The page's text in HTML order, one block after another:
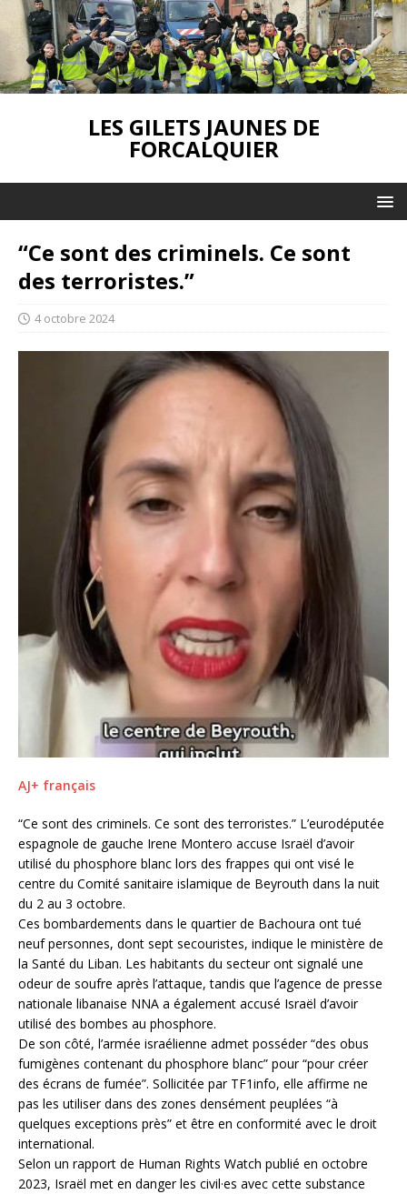
LES GILETS JAUNES DE
FORCALQUIER
“Ce sont des criminels. Ce sont
des terroristes.”
4 octobre 2024
AJ+ français
“Ce sont des criminels. Ce sont des terroristes.” L’eurodéputée
espagnole de gauche Irene Montero accuse Israël d’avoir
utilisé du phosphore blanc lors des frappes qui ont visé le
centre du Comité sanitaire islamique de Beyrouth dans la nuit
du 2 au 3 octobre.
Ces bombardements dans le quartier de Bachoura ont tué
neuf personnes, dont sept secouristes, indique le ministère de
la Santé du Liban. Les habitants du secteur ont signalé une
odeur de soufre après l’attaque, tandis que l’agence de presse
nationale libanaise NNA a également accusé Israël d’avoir
utilisé des bombes au phosphore.
De son côté, l’armée israélienne admet posséder “des obus
fumigènes contenant du phosphore blanc” pour “pour créer
des écrans de fumée”. Sollicitée par TF1info, elle affirme ne
pas les utiliser dans des zones densément peuplées “à
quelques exceptions près” et être en conformité avec le droit
international.
Selon un rapport de Human Rights Watch publié en octobre
2023, Israël met en danger les civil·es avec cette substance